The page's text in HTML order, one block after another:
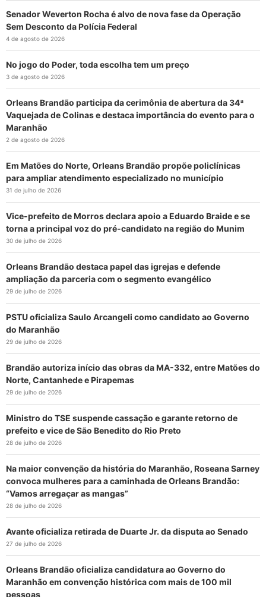
Senador Weverton Rocha é alvo de nova fase da Operação
Sem Desconto da Polícia Federal
4 de agosto de 2026
No jogo do Poder, toda escolha tem um preço
3 de agosto de 2026
Orleans Brandão participa da cerimônia de abertura da 34ª
Vaquejada de Colinas e destaca importância do evento para o
Maranhão
2 de agosto de 2026
Em Matões do Norte, Orleans Brandão propõe policlínicas
para ampliar atendimento especializado no município
31 de julho de 2026
Vice-prefeito de Morros declara apoio a Eduardo Braide e se
torna a principal voz do pré-candidato na região do Munim
30 de julho de 2026
Orleans Brandão destaca papel das igrejas e defende
ampliação da parceria com o segmento evangélico
29 de julho de 2026
PSTU oficializa Saulo Arcangeli como candidato ao Governo
do Maranhão
29 de julho de 2026
Brandão autoriza início das obras da MA-332, entre Matões do
Norte, Cantanhede e Pirapemas
29 de julho de 2026
Ministro do TSE suspende cassação e garante retorno de
prefeito e vice de São Benedito do Rio Preto
28 de julho de 2026
Na maior convenção da história do Maranhão, Roseana Sarney
convoca mulheres para a caminhada de Orleans Brandão:
“Vamos arregaçar as mangas”
28 de julho de 2026
Avante oficializa retirada de Duarte Jr. da disputa ao Senado
27 de julho de 2026
Orleans Brandão oficializa candidatura ao Governo do
Maranhão em convenção histórica com mais de 100 mil
pessoas